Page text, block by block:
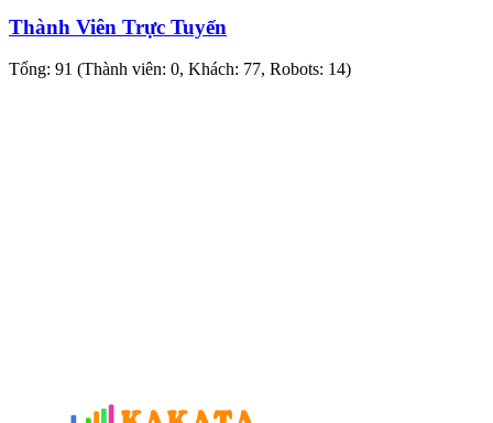
Thành Viên Trực Tuyến
Tổng: 91 (Thành viên: 0, Khách: 77, Robots: 14)